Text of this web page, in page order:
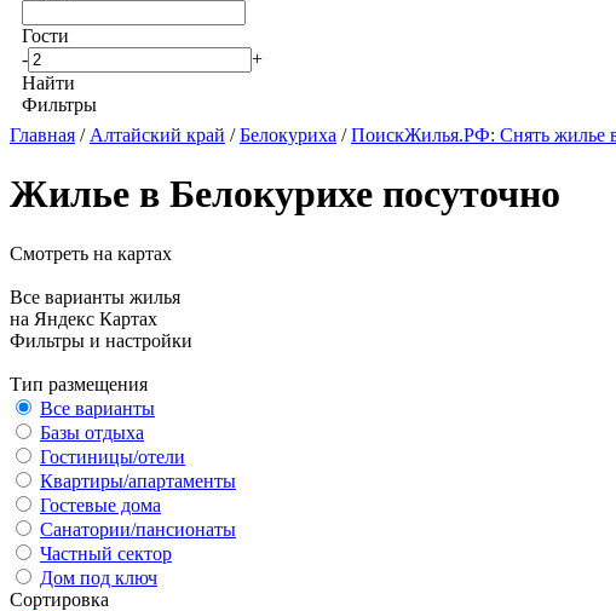
Гости
-
+
Найти
Фильтры
Главная / Алтайский край /Белокуриха /ПоискЖилья.РФ: Снять жилье
Жилье в Белокурихе посуточно
Смотреть на картах
Все варианты жилья
на Яндекс Картах
Фильтры и настройки
Тип размещения
Все варианты
Базы отдыха
Гостиницы/отели
Квартиры/апартаменты
Гостевые дома
Санатории/пансионаты
Частный сектор
Дом под ключ
Сортировка